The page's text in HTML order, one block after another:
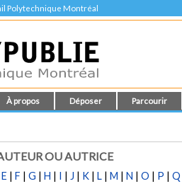
Polytechnique Montréal
À propos Déposer Parcourir
OU AUTRICE
E | F | G | H | I | J | K | L | M | N | O | P | Q